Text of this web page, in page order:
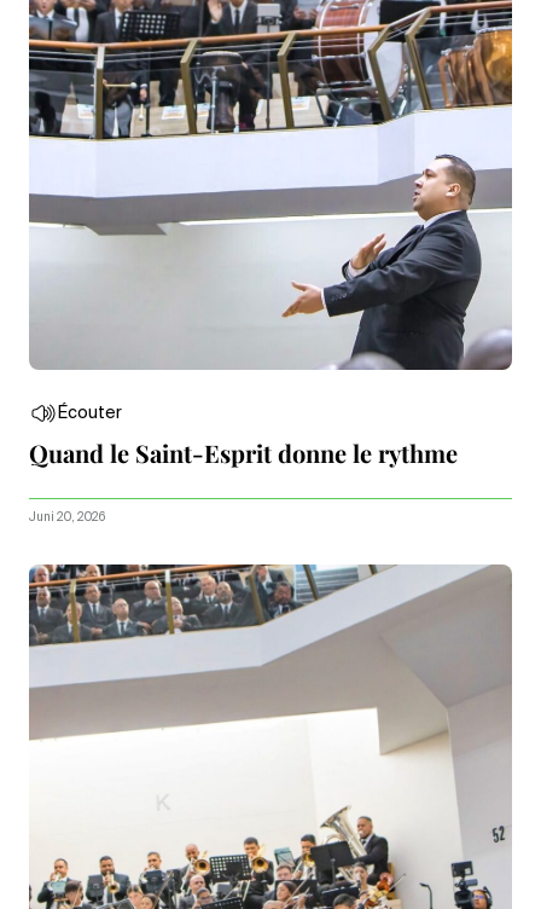
Écouter
Quand le Saint-Esprit donne le rythme
Juni 20, 2026